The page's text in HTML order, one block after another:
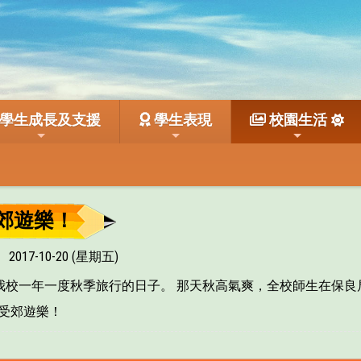
生成長及支援 學生表現 校園生活
遊樂！
2017-10-20 (星期五)
校一年一度秋季旅行的日子。 那天秋高氣爽，全校師生在保
郊遊樂！